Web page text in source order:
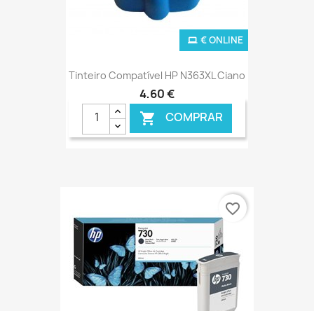
Tinteiro Compatível HP N363XL Ciano
4,60 €
 COMPRAR
€ ONLINE
favorite_border